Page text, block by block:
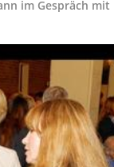
im Gespräch mit